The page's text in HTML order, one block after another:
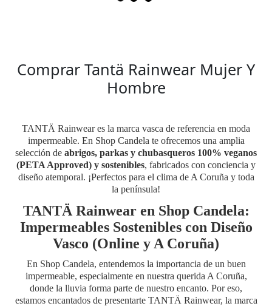
Comprar Tantä Rainwear Mujer Y
Hombre
TANTÄ Rainwear es la marca vasca de referencia en moda
impermeable. En Shop Candela te ofrecemos una amplia
selección de abrigos, parkas y chubasqueros 100% veganos
(PETA Approved) y sostenibles, fabricados con conciencia y
diseño atemporal. ¡Perfectos para el clima de A Coruña y toda
la península!
TANTÄ Rainwear en Shop Candela:
Impermeables Sostenibles con Diseño
Vasco (Online y A Coruña)
En Shop Candela, entendemos la importancia de un buen
impermeable, especialmente en nuestra querida A Coruña,
donde la lluvia forma parte de nuestro encanto. Por eso,
estamos encantados de presentarte TANTÄ Rainwear, la marca